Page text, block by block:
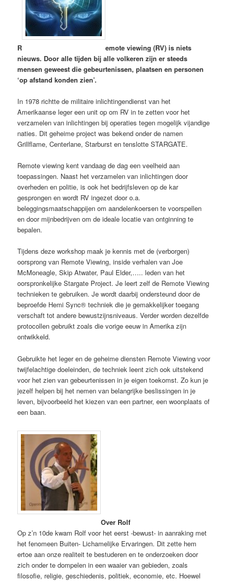
R
emote viewing (RV) is niets
nieuws. Door alle tijden bij alle volkeren zijn er steeds
mensen geweest die gebeurtenissen, plaatsen en personen
‘op afstand konden zien’.
In 1978 richtte de militaire inlichtingendienst van het
Amerikaanse leger een unit op om RV in te zetten voor het
verzamelen van inlichtingen bij operaties tegen mogelijk vijandige
naties. Dit geheime project was bekend onder de namen
Grillflame, Centerlane, Starburst en tenslotte STARGATE.
Remote viewing kent vandaag de dag een veelheid aan
toepassingen. Naast het verzamelen van inlichtingen door
overheden en politie, is ook het bedrijfsleven op de kar
gesprongen en wordt RV ingezet door o.a.
beleggingsmaatschappijen om aandelenkoersen te voorspellen
en door mijnbedrijven om de ideale locatie van ontginning te
bepalen.
Tijdens deze workshop maak je kennis met de (verborgen)
oorsprong van Remote Viewing, inside verhalen van Joe
McMoneagle, Skip Atwater, Paul Elder,….. leden van het
oorspronkelijke Stargate Project. Je leert zelf de Remote Viewing
technieken te gebruiken. Je wordt daarbij ondersteund door de
beproefde Hemi Sync® techniek die je gemakkelijker toegang
verschaft tot andere bewustzijnsniveaus. Verder worden dezelfde
protocollen gebruikt zoals die vorige eeuw in Amerika zijn
ontwikkeld.
Gebruikte het leger en de geheime diensten Remote Viewing voor
twijfelachtige doeleinden, de techniek leent zich ook uitstekend
voor het zien van gebeurtenissen in je eigen toekomst. Zo kun je
jezelf helpen bij het nemen van belangrijke beslissingen in je
leven, bijvoorbeeld het kiezen van een partner, een woonplaats of
een baan.
Over Rolf
Op z’n 10de kwam Rolf voor het eerst -bewust- in aanraking met
het fenomeen Buiten- Lichamelijke Ervaringen. Dit zette hem
ertoe aan onze realiteit te bestuderen en te onderzoeken door
zich onder te dompelen in een waaier van gebieden, zoals
filosofie, religie, geschiedenis, politiek, economie, etc. Hoewel